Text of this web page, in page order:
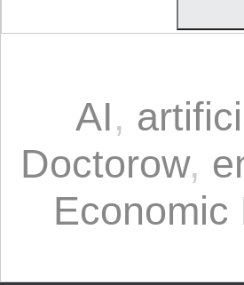
AI,
Doctorow,
Economic